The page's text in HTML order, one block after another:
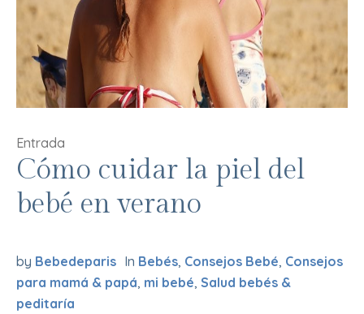
Entrada
Cómo cuidar la piel del
bebé en verano
by Bebedeparis In Bebés, Consejos Bebé, Consejos
para mamá & papá, mi bebé, Salud bebés &
peditaría